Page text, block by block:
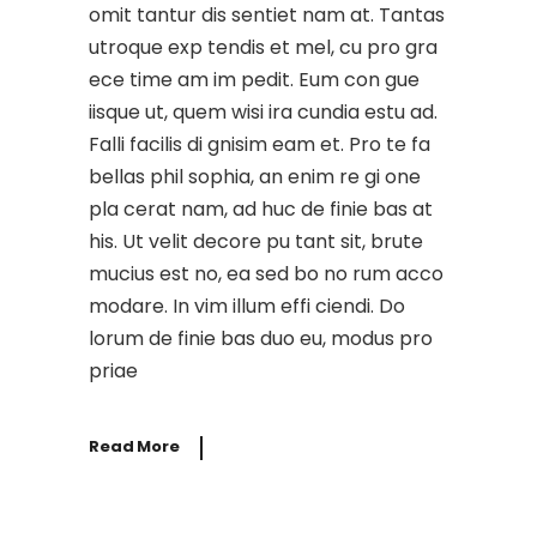
omit tantur dis sentiet nam at. Tantas
utroque exp tendis et mel, cu pro gra
ece time am im pedit. Eum con gue
iisque ut, quem wisi ira cundia estu ad.
Falli facilis di gnisim eam et. Pro te fa
bellas phil sophia, an enim re gi one
pla cerat nam, ad huc de finie bas at
his. Ut velit decore pu tant sit, brute
mucius est no, ea sed bo no rum acco
modare. In vim illum effi ciendi. Do
lorum de finie bas duo eu, modus pro
priae
Read More